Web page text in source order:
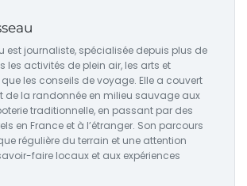
est journaliste, spécialisée depuis plus de
les activités de plein air, les arts et
les conseils de voyage. Elle a couvert
de la randonnée en milieu sauvage aux
traditionnelle, en passant par des
en France et à l’étranger. Son parcours
régulière du terrain et une attention
faire locaux et aux expériences